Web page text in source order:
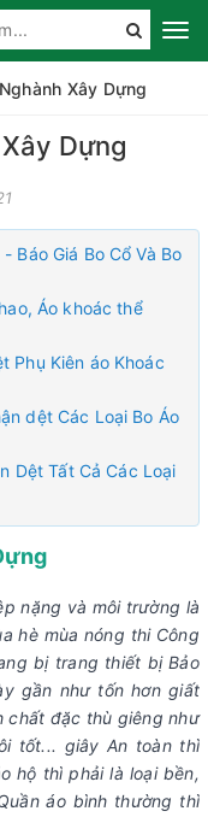
Xây Dựng
Dựng
Báo Giá Bo Cổ Và Bo
Áo khoác thể
Phụ Kiên áo Khoác
dệt Các Loại Bo Áo
Dệt Tất Cả Các Loại
nặng và môi trường là
hè mùa nóng thi Công
bị trang thiết bị Bảo
gần như tốn hơn giất
chất đặc thù giêng như
tốt... giây An toàn thì
hộ thì phải là loại bền,
áo bình thường thì